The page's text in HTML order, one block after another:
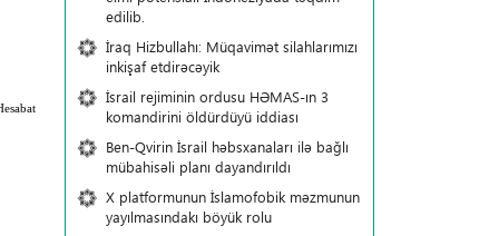
edilib.
İraq Hizbullahı: Müqavimət silahlarımızı
inkişaf etdirəcəyik
İsrail rejiminin ordusu HƏMAS-ın 3
komandirini öldürdüyü iddiası
Ben-Qvirin İsrail həbsxanaları ilə bağlı
mübahisəli planı dayandırıldı
X platformunun İslamofobik məzmunun
yayılmasındakı böyük rolu